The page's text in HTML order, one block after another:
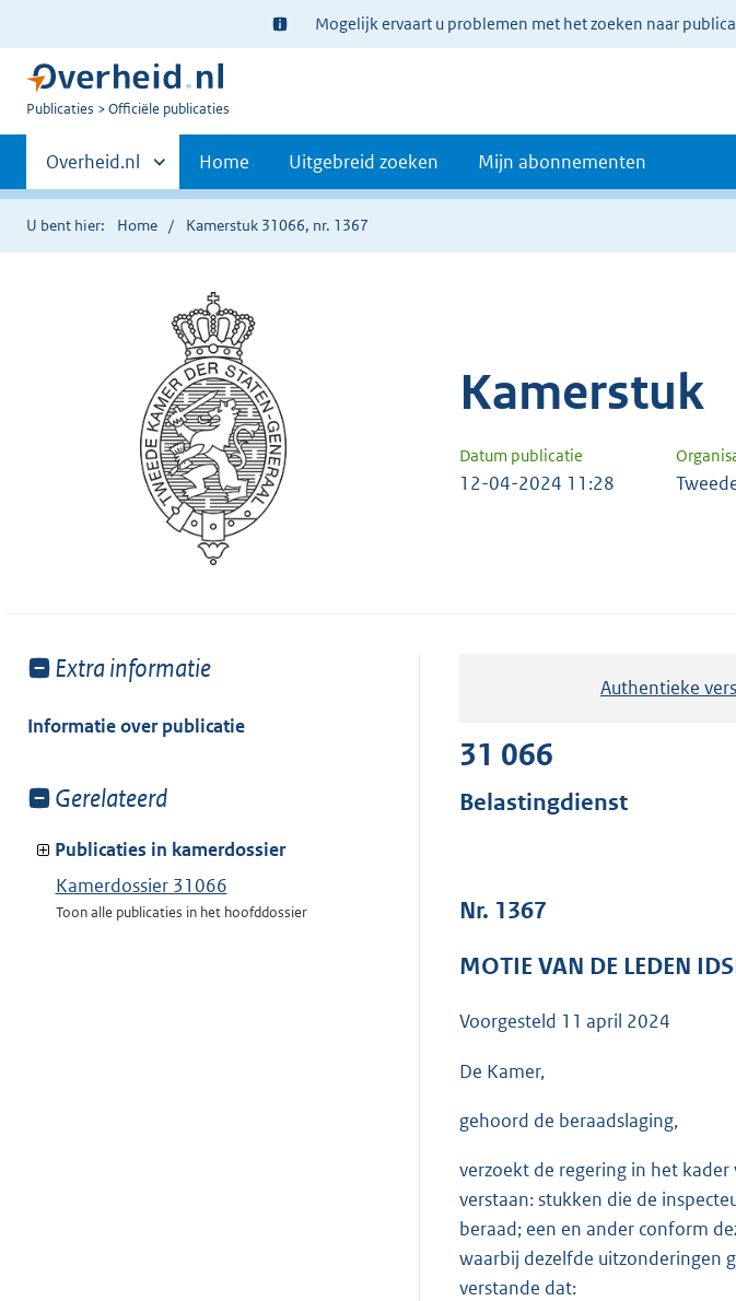
Ter
informatie:
Mogelijk ervaart u problemen met het zoeken naar
U
Publicaties Officiële publicaties
Primaire
navigatie
Andere
sites
binnen
Overheid.nl Home Uitgebreid zoeken Mijn abonnementen
U bent hier: Home Kamerstuk 31066, nr. 1367
Kamerstuk
Datum publicatie
12-04-2024 11:28
Toon
van:
Extra informatie
Informatie over publicatie
Toon
van:
Gerelateerd
Publicaties in kamerdossier
Kamerdossier 31066
Toon alle publicaties in het hoofddossier
Authentieke
31 066
Belastingdienst
Nr. 1367
MOTIE VAN DE LEDEN
Voorgesteld 11 april 2024
De Kamer,
gehoord de beraadslaging,
verzoekt de regering in het
verstaan: stukken die de
beraad; een en ander conform
waarbij dezelfde uitzonderingen
verstande dat: